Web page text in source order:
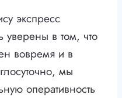
экспресс
уверены в том, что
вовремя и в
мы
оперативность